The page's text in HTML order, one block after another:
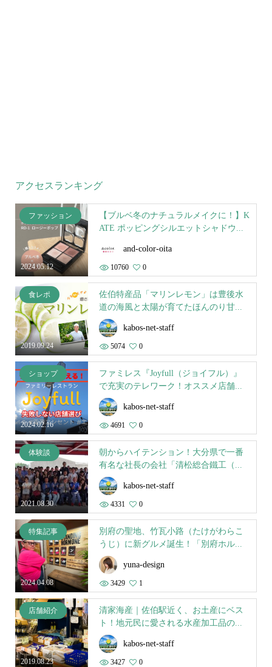
アクセスランキング
2024.05.12
ファッション
【ブルベ冬のナチュラルメイクに！】K
ATE ポッピングシルエットシャドウ...
and-color-oita
10760 0
2019.09.24
食レポ
佐伯特産品「マリンレモン」は豊後水
道の海風と太陽が育てたほんのり甘...
kabos-net-staff
5074 0
2024.02.16
ショップ
ファミレス『Joyfull（ジョイフル）』
で充実のテレワーク！オススメ店舗...
kabos-net-staff
4691 0
2021.08.30
体験談
朝からハイテンション！大分県で一番
有名な社長の会社「清松総合鐵工（...
kabos-net-staff
4331 0
2024.04.08
特集記事
別府の聖地、竹瓦小路（たけがわらこ
うじ）に新グルメ誕生！「別府ホル...
yuna-design
3429 1
2019.08.23
店舗紹介
清家海産｜佐伯駅近く、お土産にベス
ト！地元民に愛される水産加工品の...
kabos-net-staff
3427 0